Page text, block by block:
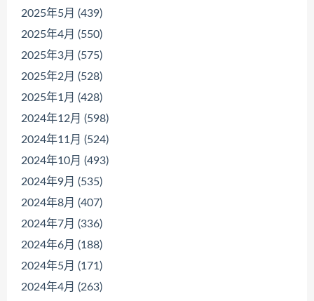
2025年5月 (439)
2025年4月 (550)
2025年3月 (575)
2025年2月 (528)
2025年1月 (428)
2024年12月 (598)
2024年11月 (524)
2024年10月 (493)
2024年9月 (535)
2024年8月 (407)
2024年7月 (336)
2024年6月 (188)
2024年5月 (171)
2024年4月 (263)